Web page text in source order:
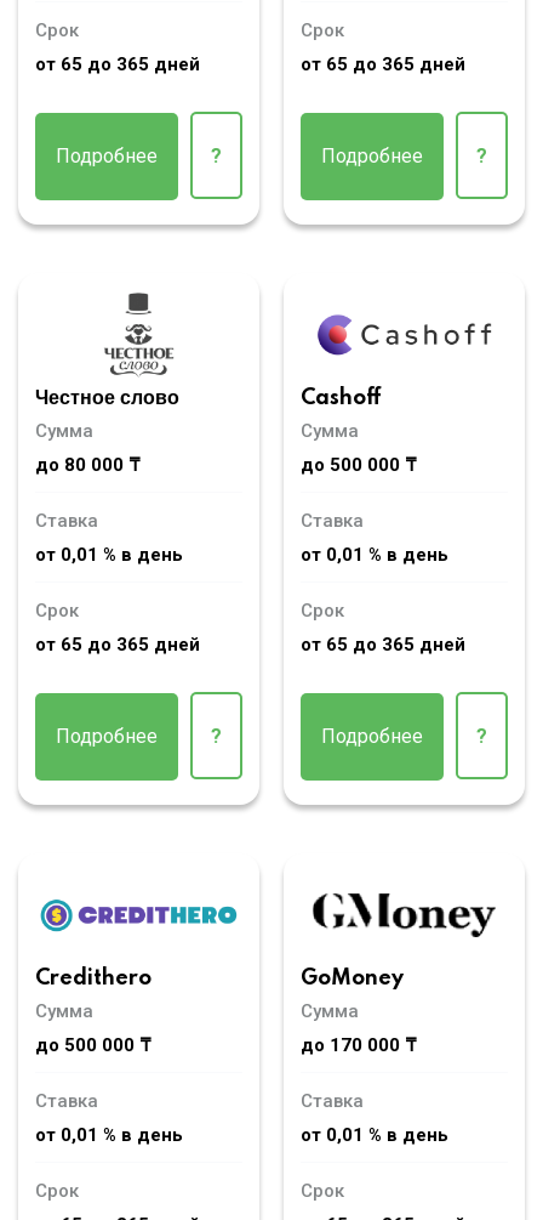
Срок
от 65 до 365 дней
Подробнее ?
Срок
от 65 до 365 дней
Подробнее ?
Честное слово
Сумма
до 80 000 ₸
Ставка
от 0,01 % в день
Срок
от 65 до 365 дней
Подробнее ?
Cashoff
Сумма
до 500 000 ₸
Ставка
от 0,01 % в день
Срок
от 65 до 365 дней
Подробнее ?
Credithero
Сумма
до 500 000 ₸
Ставка
от 0,01 % в день
Срок
GoMoney
Сумма
до 170 000 ₸
Ставка
от 0,01 % в день
Срок